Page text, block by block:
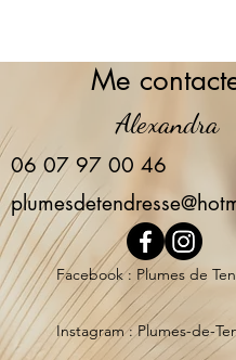
Me
Alexandra
06 07 97 00 46
Facebook : Plumes de
Instagram : Plumes-de-